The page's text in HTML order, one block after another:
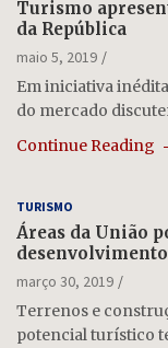
Turismo
da República
maio 5, 2019
Em iniciativa
do mercado
Continue Reading
TURISMO
Áreas da União
março 30, 2019
Terrenos e
potencial turístico